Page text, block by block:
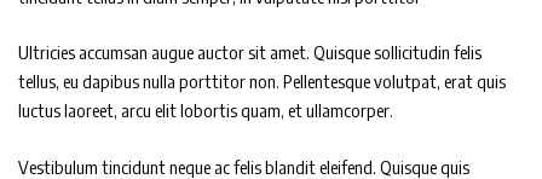
Ultricies accumsan augue auctor sit amet. Quisque sollicitudin felis
tellus, eu dapibus nulla porttitor non. Pellentesque volutpat, erat quis
luctus laoreet, arcu elit lobortis quam, et ullamcorper.
Vestibulum tincidunt neque ac felis blandit eleifend. Quisque quis